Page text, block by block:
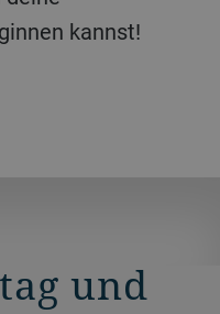
kannst!
und